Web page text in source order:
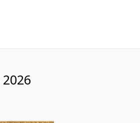
2026